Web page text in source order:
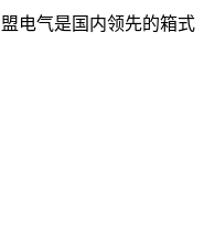
电气是国内领先的箱式